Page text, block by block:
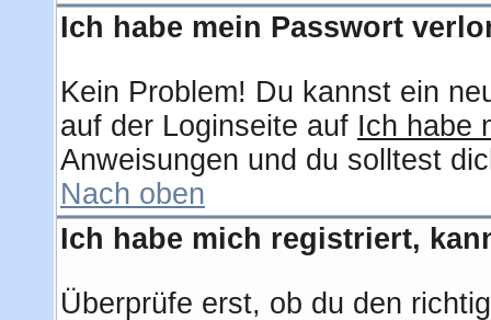
Ich habe mein Passwort
Kein Problem! Du kannst ein
auf der Loginseite auf Ich habe
Anweisungen und du solltest
Nach oben
Ich habe mich registriert,
Überprüfe erst, ob du den